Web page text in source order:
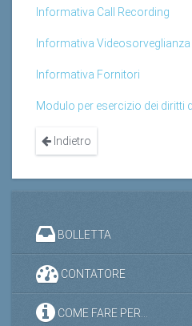
Informativa Call Recording
Informativa Videosorveglianza
Informativa Fornitori
Modulo per esercizio dei diritti
Indietro
BOLLETTA
CONTATORE
COME FARE PER...